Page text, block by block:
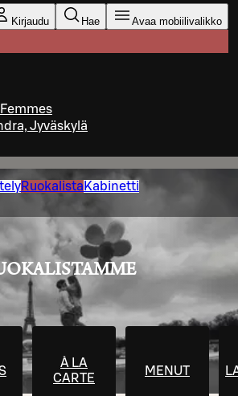
Kirjaudu Hae Avaa mobiilivalikko
Jyväskylä
Ruokalista Kabinetti
À LA
CARTE
MENUT